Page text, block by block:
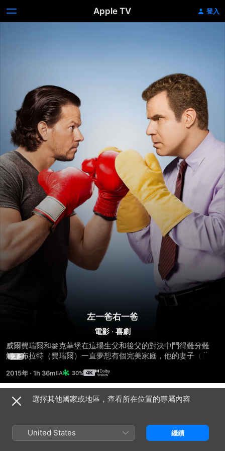
Apple TV 登入
左一爸右一爸
電影 · 喜劇
威爾費瑞爾和麥克華堡在這場生父和後父的對決中鬥得難分難
解！布拉特（費瑞爾）一直夢想有個完美家庭，他的妻子（蓮達
生父達斯迪（華堡）意外地出現，布拉特原本平靜的生活出現翻
天覆地的變化。他將和達斯迪在這齣爆笑家庭喜劇中一較高下。
更多
2015年 · 1h 36m 30%
預告片
選擇其他國家或地區，查看所在位置的專屬內容
United States 繼續